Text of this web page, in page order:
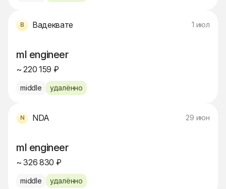
Вадеквате 1 июл
ml engineer
~ 220 159 ₽
middle удалённо
NDA 29 июн
ml engineer
~ 326 830 ₽
middle удалённо